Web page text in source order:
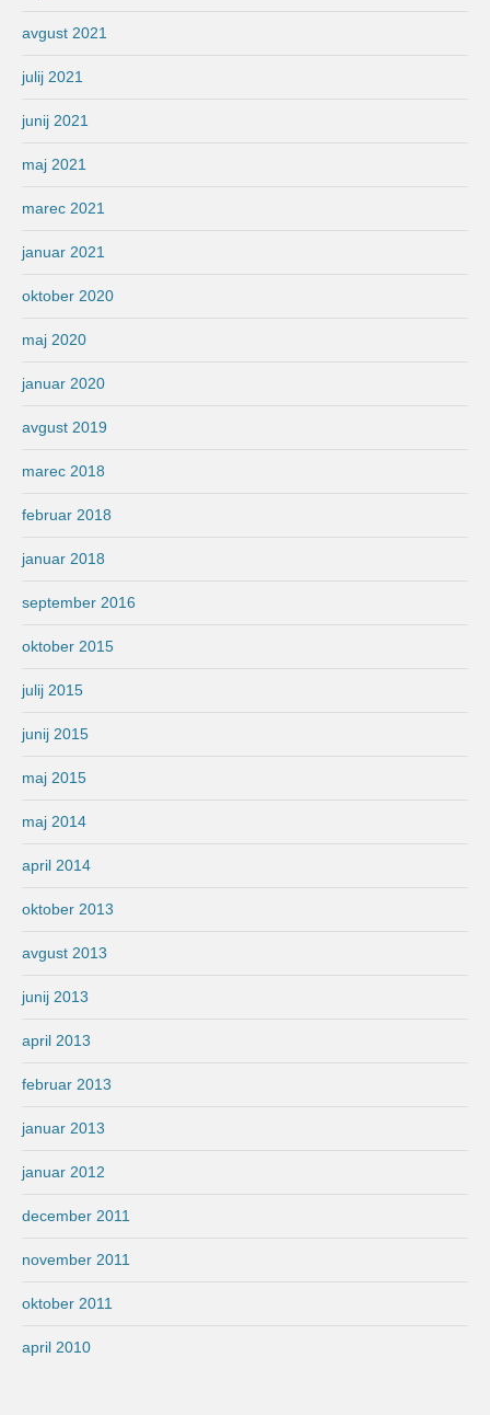
avgust 2021
julij 2021
junij 2021
maj 2021
marec 2021
januar 2021
oktober 2020
maj 2020
januar 2020
avgust 2019
marec 2018
februar 2018
januar 2018
september 2016
oktober 2015
julij 2015
junij 2015
maj 2015
maj 2014
april 2014
oktober 2013
avgust 2013
junij 2013
april 2013
februar 2013
januar 2013
januar 2012
december 2011
november 2011
oktober 2011
april 2010